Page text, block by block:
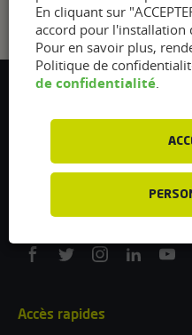
5 avenue des Renardières
info@flexfuel-company.com
On
On
On
On
On
Accès rapides
En cliquant sur
accord pour l'installation
Pour en savoir plus,
Politique de
de confidentialité.